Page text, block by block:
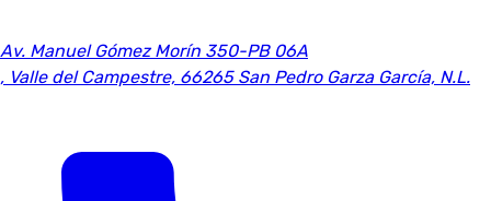
Av. Manuel Gómez Morín 350-PB 06A
, Valle del Campestre, 66265 San Pedro Garza García, N.L.